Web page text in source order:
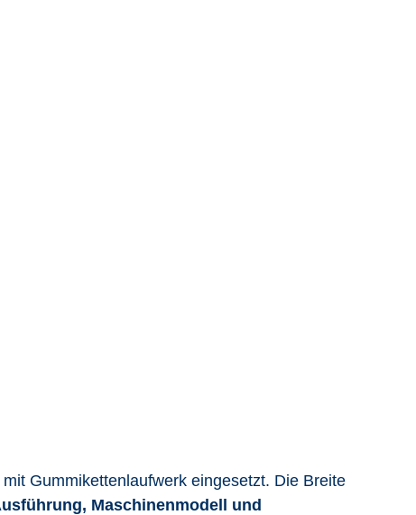
Gummikettenlaufwerk eingesetzt. Die Breite
Maschinenmodell und